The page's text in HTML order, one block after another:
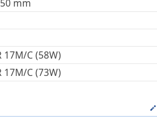
mm
17M/C (58W)
17M/C (73W)